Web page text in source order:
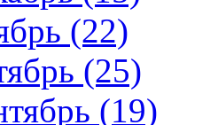
(22)
(25)
(19)